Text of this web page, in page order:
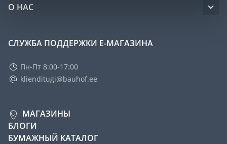
О НАС
СЛУЖБА ПОДДЕРЖКИ Е-МАГАЗИНА
Пн-Пт 8:00-17:00
klienditugi@bauhof.ee
МАГАЗИНЫ
БЛОГИ
БУМАЖНЫЙ КАТАЛОГ